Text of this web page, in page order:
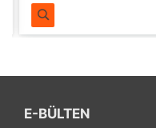
E-BÜLTEN